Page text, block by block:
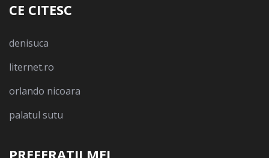
CE CITESC
denisuca
liternet.ro
orlando nicoara
palatul sutu